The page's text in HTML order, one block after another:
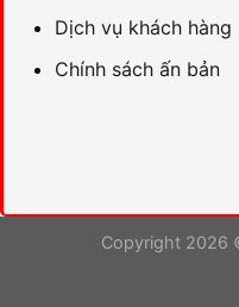
Dịch vụ khách hàng
Chính sách ấn bản
Copyright 2026